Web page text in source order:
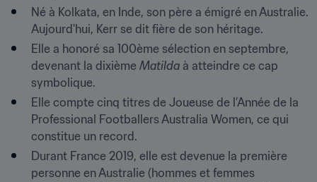
Né à Kolkata, en Inde, son père a émigré en Australie.
Aujourd'hui, Kerr se dit fière de son héritage.
Elle a honoré sa 100ème sélection en septembre,
devenant la dixième Matilda à atteindre ce cap
symbolique.
Elle compte cinq titres de Joueuse de l’Année de la
Professional Footballers Australia Women, ce qui
constitue un record.
Durant France 2019, elle est devenue la première
personne en Australie (hommes et femmes